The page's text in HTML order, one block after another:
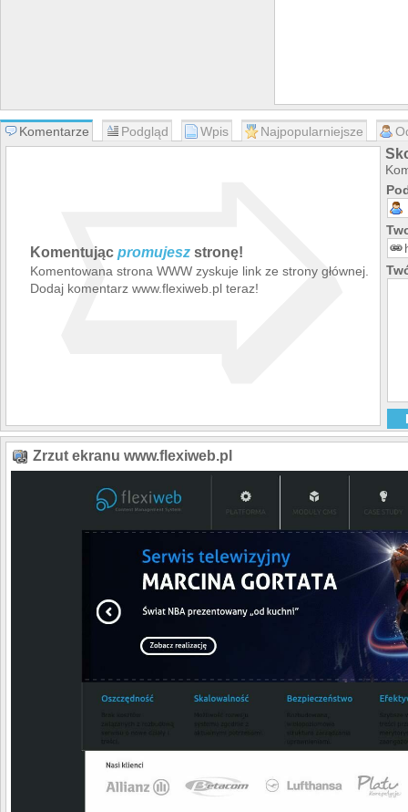
Komentarze Podgląd Wpis Najpopularniejsze
Komentując promujesz stronę!
Komentowana strona WWW zyskuje link ze strony głównej.
Dodaj komentarz www.flexiweb.pl teraz!
➯
Zrzut ekranu www.flexiweb.pl